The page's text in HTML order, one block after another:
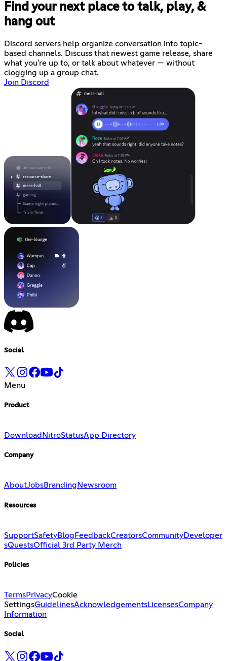
Find your next place to talk, play, &
hang out
Discord servers help organize conversation into topic-
based channels. Discuss that newest game release, share
what you're up to, or talk about whatever — without
clogging up a group chat.
Join Discord
Social
Menu
Product
Download NitroStatusApp Directory
Company
AboutJobsBranding Newsroom
Resources
SupportSafetyBlog FeedbackCreatorsCommunityDeveloper
sQuestsOfficial 3rd Party Merch
Policies
TermsPrivacyCookie
SettingsGuidelinesAcknowledgementsLicensesCompany
Information
Social